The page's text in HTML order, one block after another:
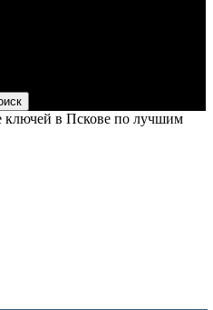
ключей в Пскове по лучшим